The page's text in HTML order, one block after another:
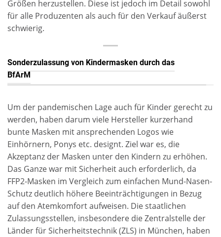
Größen herzustellen. Diese ist jedoch im Detail sowohl
für alle Produzenten als auch für den Verkauf äußerst
schwierig.
Sonderzulassung von Kindermasken durch das
BfArM
Um der pandemischen Lage auch für Kinder gerecht zu
werden, haben darum viele Hersteller kurzerhand
bunte Masken mit ansprechenden Logos wie
Einhörnern, Ponys etc. designt. Ziel war es, die
Akzeptanz der Masken unter den Kindern zu erhöhen.
Das Ganze war mit Sicherheit auch erforderlich, da
FFP2-Masken im Vergleich zum einfachen Mund-Nasen-
Schutz deutlich höhere Beeinträchtigungen in Bezug
auf den Atemkomfort aufweisen. Die staatlichen
Zulassungsstellen, insbesondere die Zentralstelle der
Länder für Sicherheitstechnik (ZLS) in München, haben